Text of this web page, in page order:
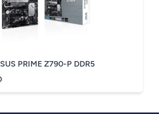
PRIME Z790-P DDR5